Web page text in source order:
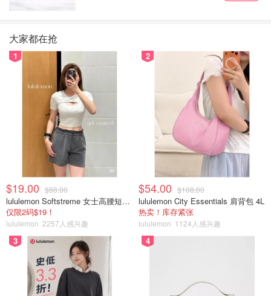
大家都在抢
1
$19.00 $88.00
lululemon Softstreme 女士高腰短裤 10cm
仅限2码$19！
lululemon 2257人感兴趣
2
$54.00 $108.00
lululemon City Essentials 肩背包 4L
热卖！库存紧张
lululemon 1124人感兴趣
3 4